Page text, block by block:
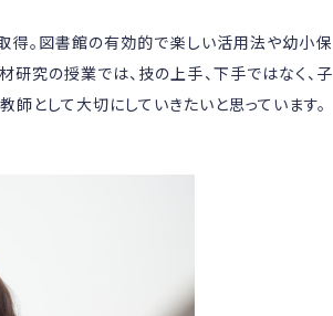
。図書館の有効的で楽しい活用法や幼小保
研究の授業では、技の上手、下手ではなく、子
として大切にしていきたいと思っています。